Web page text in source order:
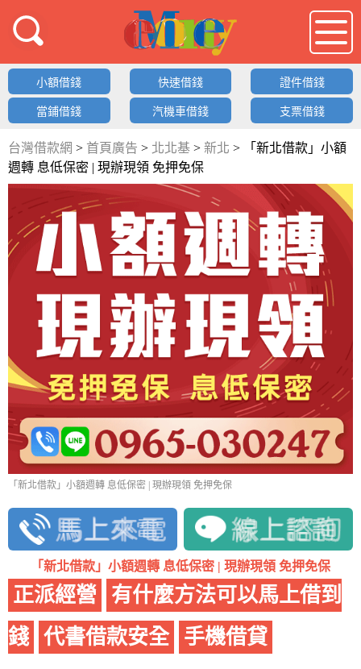
借錢LOGO
小額借錢 快速借錢 證件借錢
當鋪借錢 汽機車借錢 支票借錢
台灣借款網 > 首頁廣告 > 北北基 > 新北 >
「新北借款」小額
週轉 息低保密 | 現辦現領 免押免保
「新北借款」小額週轉 息低保密 | 現辦現領 免押免保
「新北借款」小額週轉 息低保密 | 現辦現領 免押免保
正派經營
有什麼方法可以馬上借到
錢
代書借款安全 手機借貸